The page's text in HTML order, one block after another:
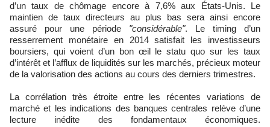
d’un taux de chômage encore à 7,6% aux États-Unis. Le
maintien de taux directeurs au plus bas sera ainsi encore
assuré pour une période "considérable". Le timing d’un
resserrement monétaire en 2014 satisfait les investisseurs
boursiers, qui voient d’un bon œil le statu quo sur les taux
d’intérêt et l’afflux de liquidités sur les marchés, précieux moteur
de la valorisation des actions au cours des derniers trimestres.
La corrélation très étroite entre les récentes variations de
marché et les indications des banques centrales relève d’une
lecture inédite des fondamentaux économiques.